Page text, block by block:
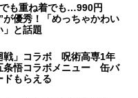
でも重ね着でも…990円
が優秀！「めっちゃかわい
」と話題
戦」コラボ 呪術高専1年
条悟コラボメニュー 缶バ
ドもらえる